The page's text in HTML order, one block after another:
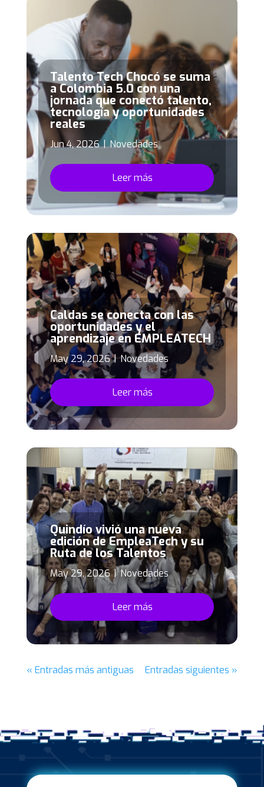
Talento Tech Chocó se suma
a Colombia 5.0 con una
jornada que conectó talento,
tecnología y oportunidades
reales
Jun 4, 2026 | Novedades
Leer más
Caldas se conecta con las
oportunidades y el
aprendizaje en EMPLEATECH
May 29, 2026 | Novedades
Leer más
Quindío vivió una nueva
edición de EmpleaTech y su
Ruta de los Talentos
May 29, 2026 | Novedades
Leer más
« Entradas más antiguas Entradas siguientes »